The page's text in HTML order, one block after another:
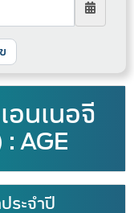
อนเนอจี
AGE
ระจำปี